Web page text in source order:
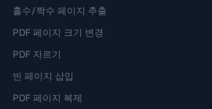
홀수/짝수 페이지 추출
PDF 페이지 크기 변경
PDF 자르기
빈 페이지 삽입
PDF 페이지 복제